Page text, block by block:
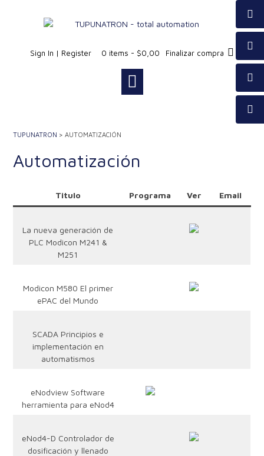
Sign In | Register 0 items - $0,00 Finalizar compra
TUPUNATRON > AUTOMATIZACIÓN
Automatización
Titulo Programa Ver Email
La nueva generación de
PLC Modicon M241 &
M251
Modicon M580 El primer
ePAC del Mundo
SCADA Principios e
implementación en
automatismos
eNodview Software
herramienta para eNod4
eNod4-D Controlador de
dosificación y llenado